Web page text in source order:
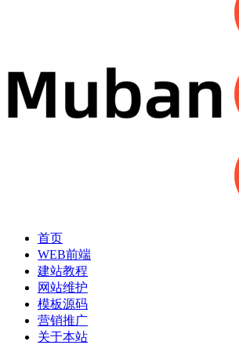
首页
WEB前端
建站教程
网站维护
模板源码
营销推广
关于本站